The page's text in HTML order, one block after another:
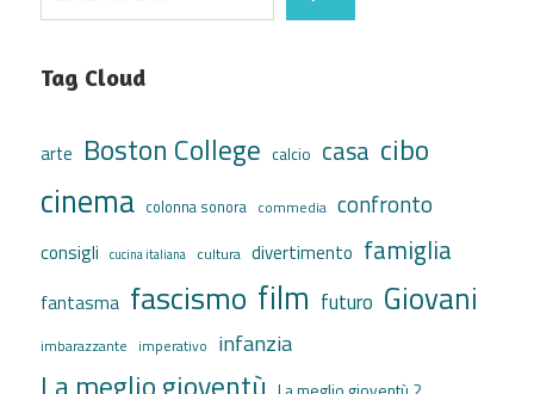
Tag Cloud
arte Boston College calcio casa cibo
cinema colonna sonora commedia confronto
consigli cucina italiana cultura divertimento famiglia
fantasma fascismo film futuro Giovani
imbarazzante imperativo infanzia